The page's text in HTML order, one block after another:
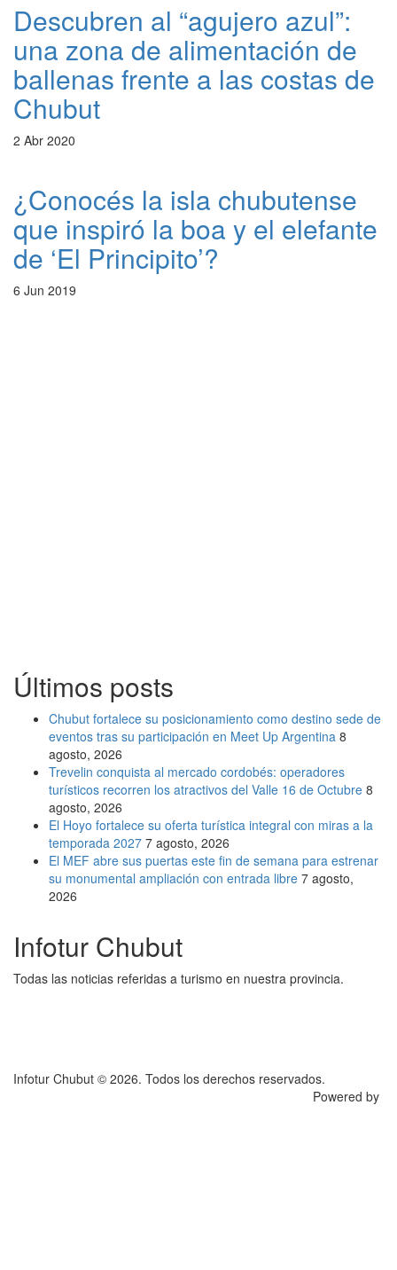
Descubren al “agujero azul”:
una zona de alimentación de
ballenas frente a las costas de
Chubut
2 Abr 2020
¿Conocés la isla chubutense
que inspiró la boa y el elefante
de ‘El Principito’?
6 Jun 2019
Últimos posts
Chubut fortalece su posicionamiento como destino sede de
eventos tras su participación en Meet Up Argentina 8
agosto, 2026
Trevelin conquista al mercado cordobés: operadores
turísticos recorren los atractivos del Valle 16 de Octubre 8
agosto, 2026
El Hoyo fortalece su oferta turística integral con miras a la
temporada 2027 7 agosto, 2026
El MEF abre sus puertas este fin de semana para estrenar
su monumental ampliación con entrada libre 7 agosto,
2026
Infotur Chubut
Todas las noticias referidas a turismo en nuestra provincia.
Infotur Chubut © 2026. Todos los derechos reservados.
Powered by